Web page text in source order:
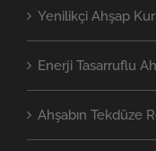
Yenilikçi Ahşap
Enerji Tasarruflu
Ahşabın Tekdüze